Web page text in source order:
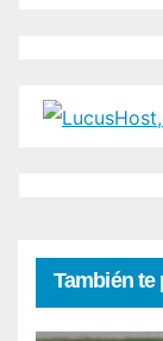
También te